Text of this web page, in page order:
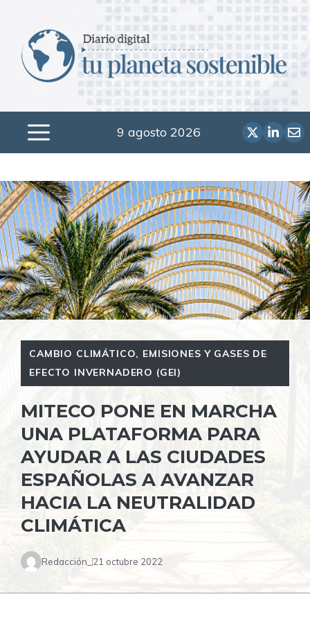
contenido
Menú
9 agosto 2026
CAMBIO CLIMÁTICO, EMISIONES Y GASES DE
EFECTO INVERNADERO (GEI)
MITECO PONE EN MARCHA
UNA PLATAFORMA PARA
AYUDAR A LAS CIUDADES
ESPAÑOLAS A AVANZAR
HACIA LA NEUTRALIDAD
CLIMÁTICA
Redacción_ 21 octubre 2022